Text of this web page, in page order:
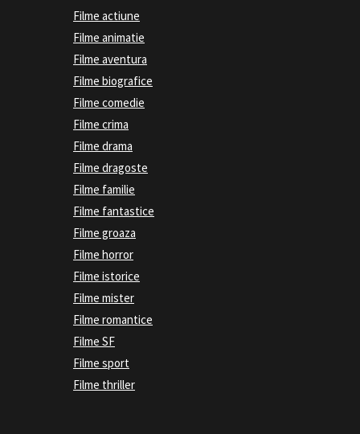
Filme actiune
Filme animatie
Filme aventura
Filme biografice
Filme comedie
Filme crima
Filme drama
Filme dragoste
Filme familie
Filme fantastice
Filme groaza
Filme horror
Filme istorice
Filme mister
Filme romantice
Filme SF
Filme sport
Filme thriller